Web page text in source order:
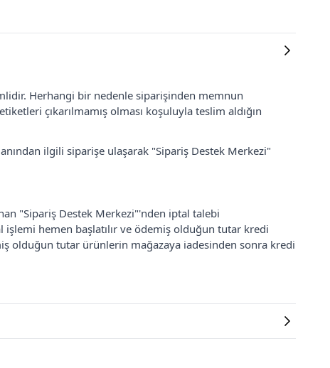
Herhangi bir nedenle siparişinden memnun
çıkarılmamış olması koşuluyla teslim aldığın
ilgili siparişe ulaşarak "Sipariş Destek Merkezi"
"Sipariş Destek Merkezi"'nden iptal talebi
hemen başlatılır ve ödemiş olduğun tutar kredi
olduğun tutar ürünlerin mağazaya iadesinden sonra kredi